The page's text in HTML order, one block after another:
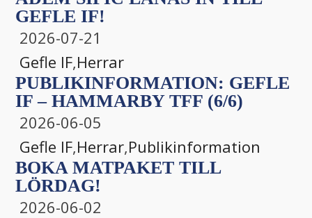
GEFLE IF!
2026-07-21
Gefle IF,Herrar
PUBLIKINFORMATION: GEFLE
IF – HAMMARBY TFF (6/6)
2026-06-05
Gefle IF,Herrar,Publikinformation
BOKA MATPAKET TILL
LÖRDAG!
2026-06-02